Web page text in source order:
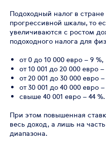
Подоходный налог в
прогрессивной шкалы, то
увеличиваются с ростом
подоходного налога для
от 0 до 10 000 евро – 9 %,
от 10 001 до 20 000 евро –
от 20 001 до 30 000 евро –
от 30 001 до 40 000 евро –
свыше 40 001 евро – 44 %.
При этом повышенная
весь доход, а лишь на
диапазона.